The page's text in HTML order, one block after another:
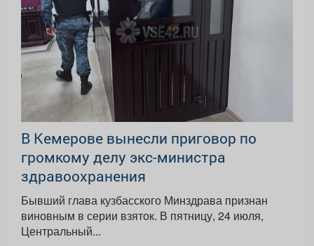
В Кемерове вынесли приговор по
громкому делу экс-министра
здравоохранения
Бывший глава кузбасского Минздрава признан
виновным в серии взяток. В пятницу, 24 июля,
Центральный...